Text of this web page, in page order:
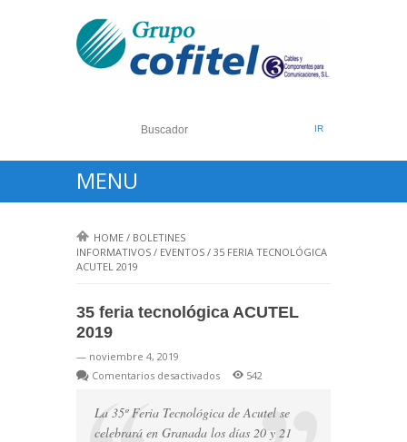
MENU
HOME / BOLETINES
INFORMATIVOS / EVENTOS / 35 FERIA TECNOLÓGICA
ACUTEL 2019
35 feria tecnológica ACUTEL
2019
— noviembre 4, 2019
Comentarios desactivadosen
feria
tecnológica
542
La 35º Feria Tecnológica de Acutel se
celebrará en Granada los días 20 y 21